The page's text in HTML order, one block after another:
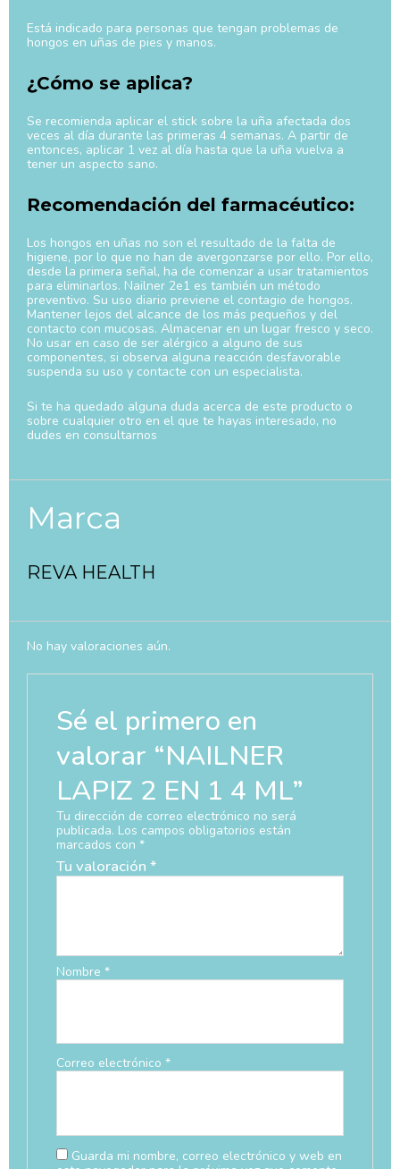
Está indicado para personas que tengan problemas de
hongos en uñas de pies y manos.
¿Cómo se aplica?
Se recomienda aplicar el stick sobre la uña afectada dos
veces al día durante las primeras 4 semanas. A partir de
entonces, aplicar 1 vez al día hasta que la uña vuelva a
tener un aspecto sano.
Recomendación del farmacéutico:
Los hongos en uñas no son el resultado de la falta de
higiene, por lo que no han de avergonzarse por ello. Por ello,
desde la primera señal, ha de comenzar a usar tratamientos
para eliminarlos. Nailner 2e1 es también un método
preventivo. Su uso diario previene el contagio de hongos.
Mantener lejos del alcance de los más pequeños y del
contacto con mucosas. Almacenar en un lugar fresco y seco.
No usar en caso de ser alérgico a alguno de sus
componentes, si observa alguna reacción desfavorable
suspenda su uso y contacte con un especialista.
Si te ha quedado alguna duda acerca de este producto o
sobre cualquier otro en el que te hayas interesado, no
dudes en consultarnos
Marca
REVA HEALTH
No hay valoraciones aún.
Sé el primero en
valorar “NAILNER
LAPIZ 2 EN 1 4 ML”
Tu dirección de correo electrónico no será
publicada. Los campos obligatorios están
marcados con *
Tu valoración *
Nombre *
Correo electrónico *
Guarda mi nombre, correo electrónico y web en